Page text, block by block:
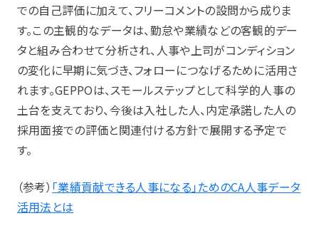
での自己評価に加えて、フリーコメントの設問から成りま
す。この主観的なデータは、勤怠や業績などの客観的デー
タと組み合わせて分析され、人事や上司がコンディション
の変化に早期に気づき、フォローにつなげるために活用さ
れます。GEPPOは、スモールステップとして科学的人事の
土台を支えており、今後は入社した人、内定承諾した人の
採用面接での評価と関連付ける方針で展開する予定で
す。
（参考） 「業績貢献できる人事になる」ためのCA人事データ
活用法とは